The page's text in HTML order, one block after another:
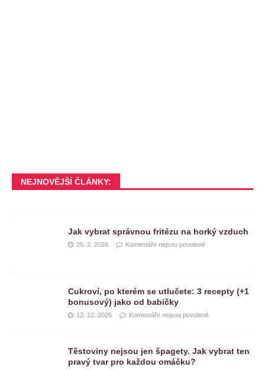
NEJNOVĚJŠÍ ČLÁNKY:
Jak vybrat správnou fritézu na horký vzduch
25. 2. 2026 Komentáře nejsou povolené
Cukroví, po kterém se utlučete: 3 recepty (+1
bonusový) jako od babičky
12. 12. 2025 Komentáře nejsou povolené
Těstoviny nejsou jen špagety. Jak vybrat ten
pravý tvar pro každou omáčku?